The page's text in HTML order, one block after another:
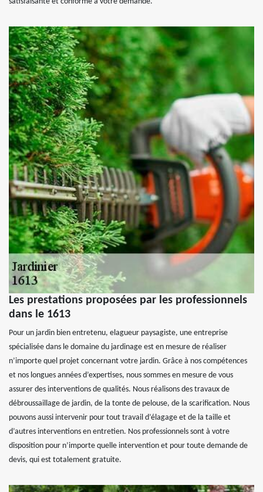
Les prestations proposées par les professionnels
dans le 1613
Pour un jardin bien entretenu, elagueur paysagiste, une entreprise
spécialisée dans le domaine du jardinage est en mesure de réaliser
n’importe quel projet concernant votre jardin. Grâce à nos compétences
et nos longues années d’expertises, nous sommes en mesure de vous
assurer des interventions de qualités. Nous réalisons des travaux de
débroussaillage de jardin, de la tonte de pelouse, de la scarification. Nous
pouvons aussi intervenir pour tout travail d’élagage et de la taille et
d’autres interventions en entretien. Nos professionnels sont à votre
disposition pour n’importe quelle intervention et pour toute demande de
devis, qui est totalement gratuite.